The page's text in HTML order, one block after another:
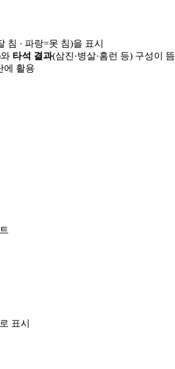
침 · 파랑=못 침)을 표시
타석 결과(삼진·병살·홈런 등) 구성이 뜸
에 활용
표시